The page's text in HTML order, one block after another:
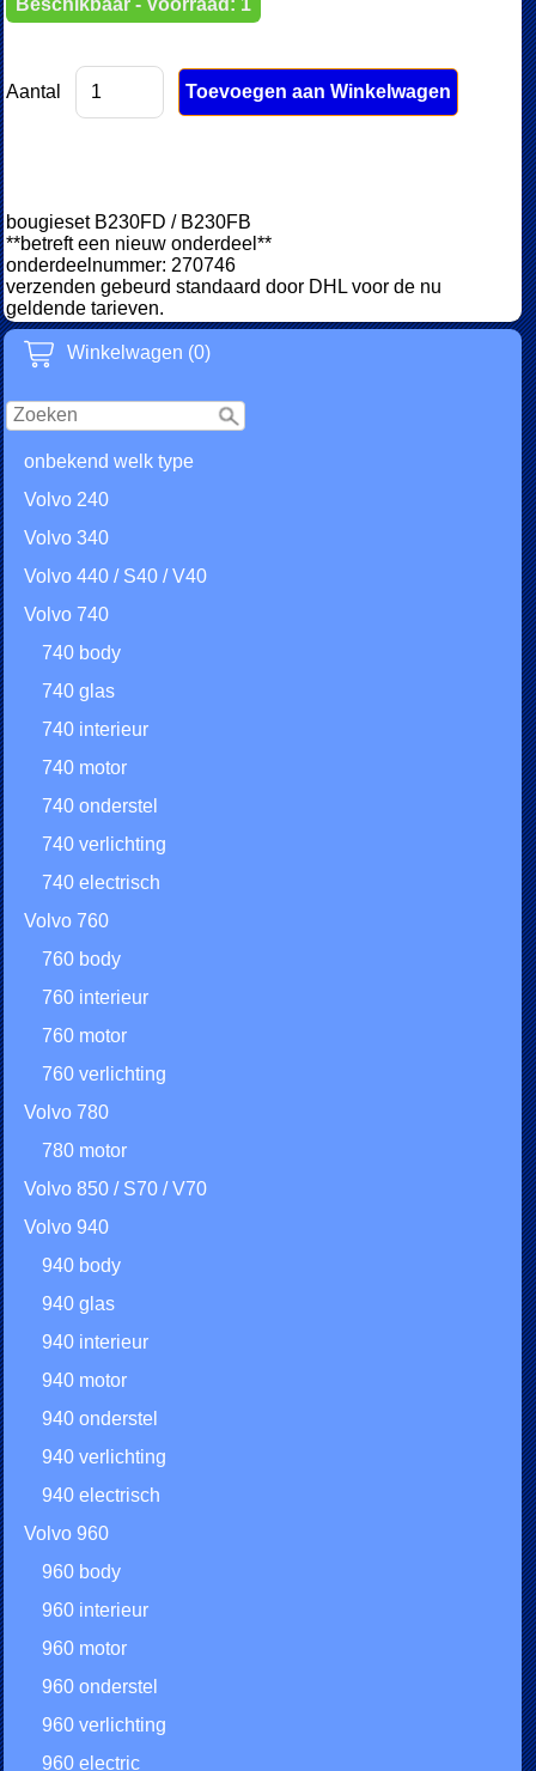
Winkelwagen (0)
onbekend welk type
Volvo 240
Volvo 340
Volvo 440 / S40 / V40
Volvo 740
740 body
740 glas
740 interieur
740 motor
740 onderstel
740 verlichting
740 electrisch
Volvo 760
760 body
760 interieur
760 motor
760 verlichting
Volvo 780
780 motor
Volvo 850 / S70 / V70
Volvo 940
940 body
940 glas
940 interieur
940 motor
940 onderstel
940 verlichting
940 electrisch
Volvo 960
960 body
960 interieur
960 motor
960 onderstel
960 verlichting
960 electric
Aantal
bougieset B230FD / B230FB
**betreft een nieuw onderdeel**
onderdeelnummer: 270746
verzenden gebeurd standaard door DHL voor de nu
geldende tarieven.